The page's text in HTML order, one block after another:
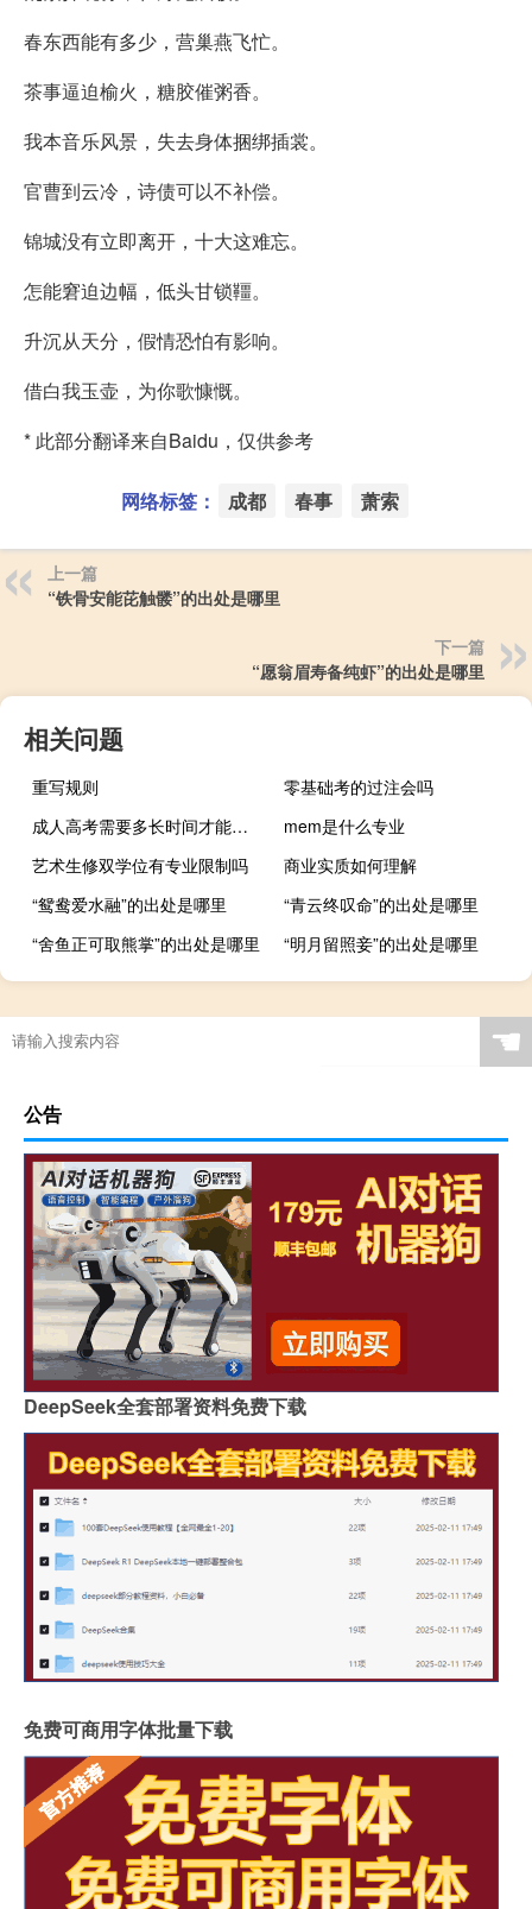
春东西能有多少，营巢燕飞忙。
茶事逼迫榆火，糖胶催粥香。
我本音乐风景，失去身体捆绑插裳。
官曹到云冷，诗债可以不补偿。
锦城没有立即离开，十大这难忘。
怎能窘迫边幅，低头甘锁韁。
升沉从天分，假情恐怕有影响。
借白我玉壶，为你歌慷慨。
* 此部分翻译来自Baidu，仅供参考
网络标签： 成都 春事 萧索
上一篇
“铁骨安能芘触髅”的出处是哪里
下一篇
“愿翁眉寿备纯虾”的出处是哪里
相关问题
重写规则
零基础考的过注会吗
成人高考需要多长时间才能毕业
mem是什么专业
艺术生修双学位有专业限制吗
商业实质如何理解
“鸳鸯爱水融”的出处是哪里
“青云终叹命”的出处是哪里
“舍鱼正可取熊掌”的出处是哪里
“明月留照妾”的出处是哪里
☚
公告
DeepSeek全套部署资料免费下载
免费可商用字体批量下载